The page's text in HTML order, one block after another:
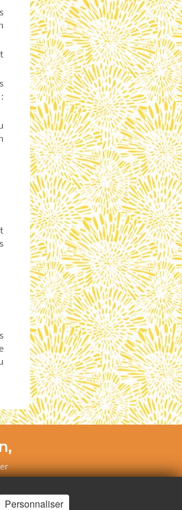
Je m’inscris
Personnaliser